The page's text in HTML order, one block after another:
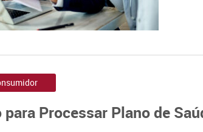
para Processar Plano de